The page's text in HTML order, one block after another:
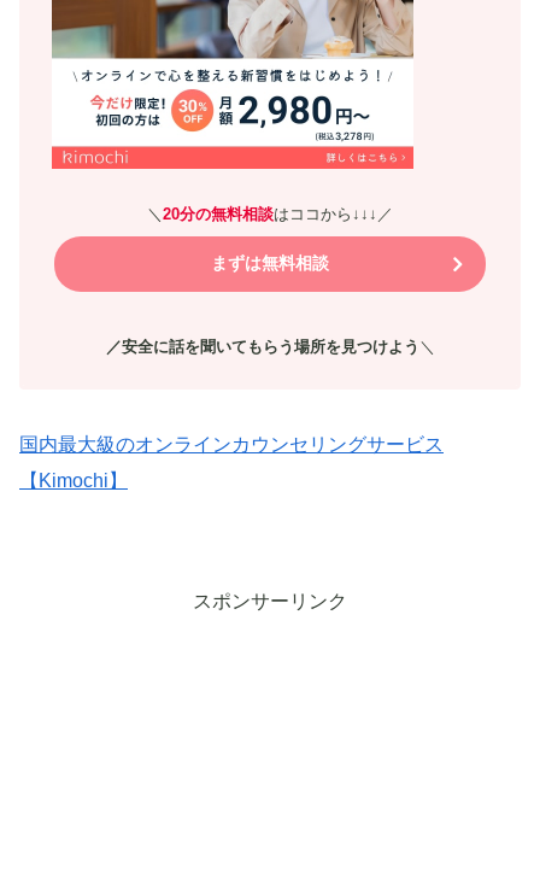
＼ 20分の無料相談はココから↓↓↓／
まずは無料相談
／安全に話を聞いてもらう場所を見つけよう ＼
国内最大級のオンラインカウンセリングサービス
【Kimochi】
スポンサーリンク